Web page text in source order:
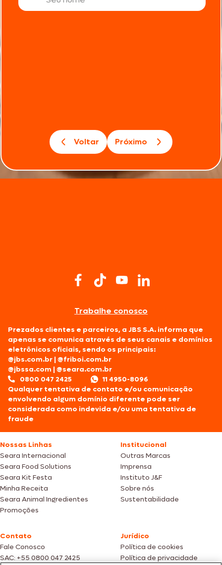
Voltar Próximo
Trabalhe conosco
Prezados clientes e parceiros, a JBS S.A. informa que
apenas se comunica através de seus canais e domínios
eletrônicos oficiais, sendo os principais:
@jbs.com.br |@friboi.com.br
@jbssa.com |@seara.com.br
0800 047 2425
11 4950-8096
Qualquer tentativa de contato e/ou comunicação
envolvendo algum domínio diferente pode ser
considerada como indevida e/ou uma tentativa de
fraude
Nossas Linhas
Seara Internacional
Seara Food Solutions
Seara Kit Festa
Minha Receita
Seara Animal Ingredientes
Promoções
Institucional
Outras Marcas
Imprensa
Instituto J&F
Sobre nós
Sustentabilidade
Contato
Fale Conosco
SAC: +55 0800 047 2425
Jurídico
Política de cookies
Política de privacidade